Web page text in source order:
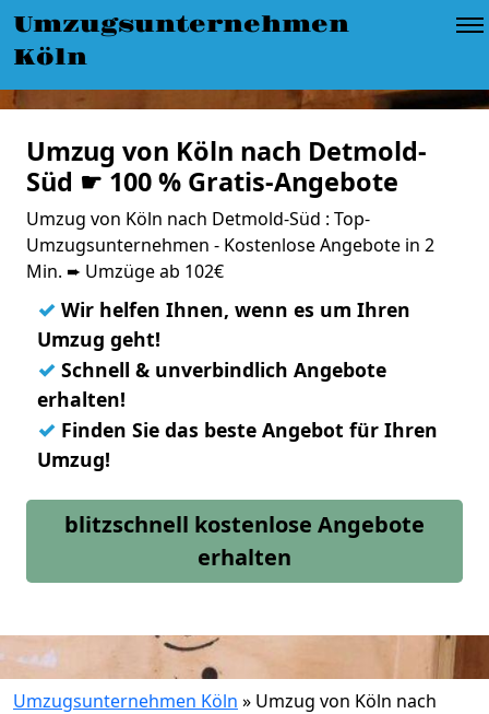
Umzugsunternehmen
Köln
Umzug von Köln nach Detmold-
Süd ☛ 100 % Gratis-Angebote
Umzug von Köln nach Detmold-Süd : Top-
Umzugsunternehmen - Kostenlose Angebote in 2
Min. ➨ Umzüge ab 102€
✓ Wir helfen Ihnen, wenn es um Ihren
Umzug geht!
✓ Schnell & unverbindlich Angebote
erhalten!
✓ Finden Sie das beste Angebot für Ihren
Umzug!
blitzschnell kostenlose Angebote
erhalten
Umzugsunternehmen Köln » Umzug von Köln nach